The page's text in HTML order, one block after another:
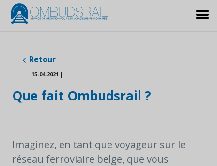
Retour
15-04-2021 |
Que fait Ombudsrail ?
Imaginez, en tant que voyageur sur le
réseau ferroviaire belge, que vous